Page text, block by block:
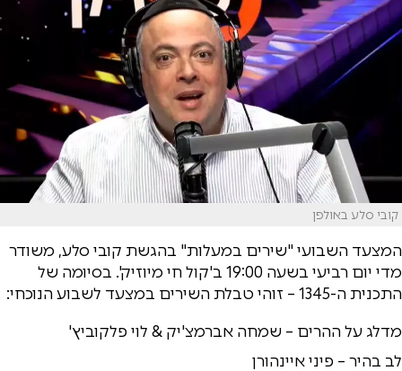
קובי סלע באולפן
המצעד השבועי "שירים במעלות" בהגשת קובי סלע, משודר
מדי יום רביעי בשעה 19:00 ב'קול חי מיוזיק'. בסיומה של
התכנית ה-1345 – זוהי טבלת השירים במצעד לשבוע הנוכחי:
מדלג על ההרים – שמחה אברמצ'יק & לוי פלקוביץ'
לב בהיר – פיני איינהורן